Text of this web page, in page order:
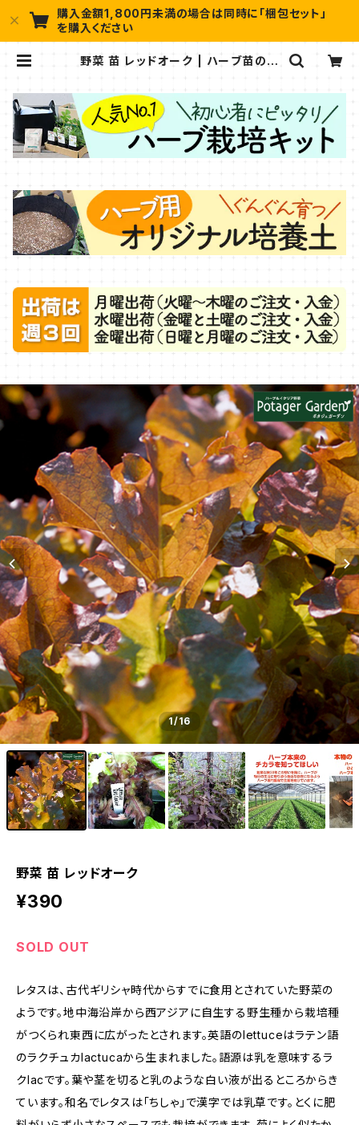
購入金額1,800円未満の場合は同時に「梱包セット」
を購入ください
野菜 苗 レッドオーク | ハーブ苗のポ
1/16
野菜 苗 レッドオーク
¥390
SOLD OUT
レタスは、古代ギリシャ時代からすでに食用とされていた野菜の
ようです。地中海沿岸から西アジアに自生する野生種から栽培種
がつくられ東西に広がったとされます。英語のlettuceはラテン語
のラクチュカlactucaから生まれました。語源は乳を意味するラ
クlacです。葉や茎を切ると乳のような白い液が出るところからき
ています。和名でレタスは「ちしゃ」で漢字では乳草です。とくに肥